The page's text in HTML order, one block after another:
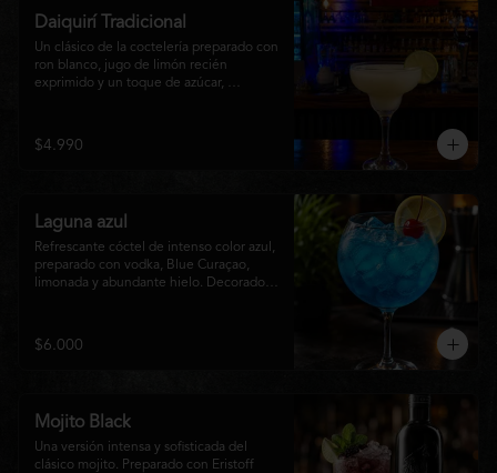
Daiquirí Tradicional
Un clásico de la coctelería preparado con
ron blanco, jugo de limón recién
exprimido y un toque de azúcar,
cóctel equilibrado, de notas cítricas y
sabor intenso, perfecto para disfrutar en
$4.990
Laguna azul
Refrescante cóctel de intenso color azul,
preparado con vodka, Blue Curaçao,
limonada y abundante hielo. Decorado
final fresco, ideal para cualquier ocasión.
$6.000
Mojito Black
Una versión intensa y sofisticada del
clásico mojito. Preparado con Eristoff